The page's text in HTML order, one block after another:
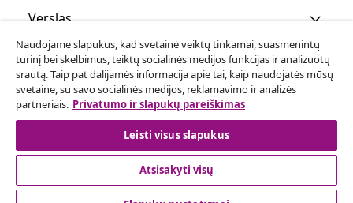
Verslas
vidaXL
Atraskite daugiau
Naudojame slapukus, kad svetainė veiktų tinkamai, suasmenintų
turinį bei skelbimus, teiktų socialinės medijos funkcijas ir analizuotų
srautą. Taip pat dalijamės informacija apie tai, kaip naudojatės mūsų
svetaine, su savo socialinės medijos, reklamavimo ir analizės
partneriais. Privatumo ir slapukų pareiškimas
Leisti visus slapukus
Atsisakyti visų